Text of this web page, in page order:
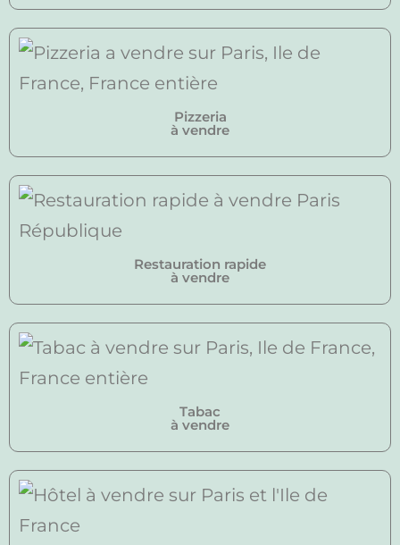
Pizzeria
à vendre
Restauration rapide
à vendre
Tabac
à vendre